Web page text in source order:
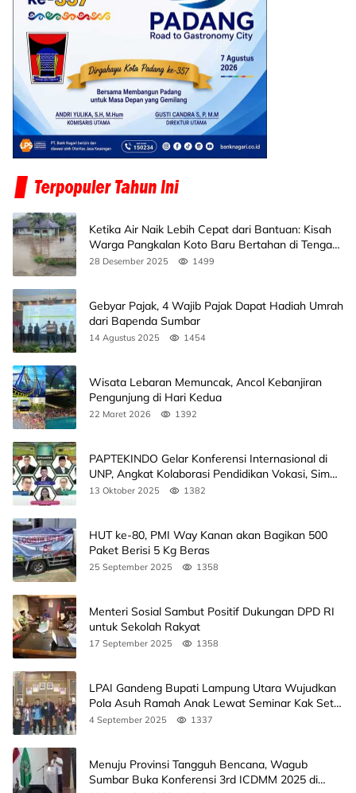
Ketika Air Naik Lebih Cepat dari Bantuan: Kisah
Warga Pangkalan Koto Baru Bertahan di Tengah
Banjir
28 Desember 2025 1499
Gebyar Pajak, 4 Wajib Pajak Dapat Hadiah Umrah
dari Bapenda Sumbar
14 Agustus 2025 1454
Wisata Lebaran Memuncak, Ancol Kebanjiran
Pengunjung di Hari Kedua
22 Maret 2026 1392
PAPTEKINDO Gelar Konferensi Internasional di
UNP, Angkat Kolaborasi Pendidikan Vokasi, Simak
Agendanya
13 Oktober 2025 1382
HUT ke-80, PMI Way Kanan akan Bagikan 500
Paket Berisi 5 Kg Beras
25 September 2025 1358
Menteri Sosial Sambut Positif Dukungan DPD RI
untuk Sekolah Rakyat
17 September 2025 1358
LPAI Gandeng Bupati Lampung Utara Wujudkan
Pola Asuh Ramah Anak Lewat Seminar Kak Seto,
Ini Jadwalnya
4 September 2025 1337
Menuju Provinsi Tangguh Bencana, Wagub
Sumbar Buka Konferensi 3rd ICDMM 2025 di